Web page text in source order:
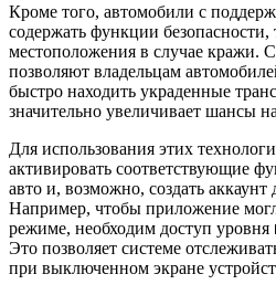
Кроме того, автомобили с
содержать функции безопасности,
местоположения в случае кражи.
позволяют владельцам
быстро находить украденные
значительно увеличивает шансы
Для использования этих
активировать соответствующие
авто и, возможно, создать
Например, чтобы приложение
режиме, необходим доступ уровня
Это позволяет системе
при выключенном экране